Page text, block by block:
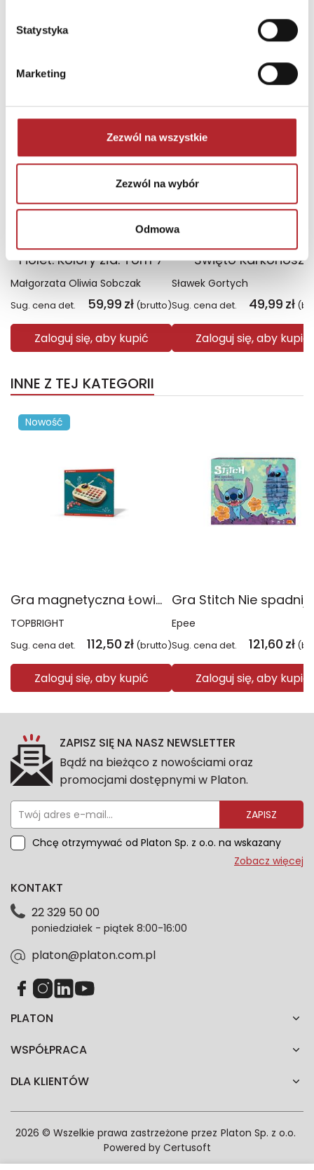
Statystyka
Marketing
Zezwól na wszystkie
Zezwól na wybór
Odmowa
zobacz więcej
TOP 100
Fiolet. Kolory zła. Tom 7
Małgorzata Oliwia Sobczak
Sug. cena det. 59,99 zł (brutto)
Zaloguj się, aby kupić
Święto Karkonoszy
Sławek Gortych
Sug. cena det. 49,99 zł
Zaloguj się, aby kupić
INNE Z TEJ KATEGORII
Nowość
Gra magnetyczna Łowimy Rybki ABC
TOPBRIGHT
Sug. cena det. 112,50 zł (brutto)
Zaloguj się, aby kupić
Epee
Sug. cena det. 121,60 zł
Zaloguj się, aby kupić
ZAPISZ SIĘ NA NASZ NEWSLETTER
Bądź na bieżąco z nowościami oraz
promocjami dostępnymi w Platon.
ZAPISZ
Chcę otrzymywać od Platon Sp. z o.o. na wskazany
przeze mnie adres e-mail informacje marketingowe
dotyczące danych osobowych znajdziesz w naszej
każdym czasie. Wycofanie zgody nie wpłynie na
zgodność z prawem przetwarzania dokonanego przed
Zobacz więcej
PLATON
WSPÓŁPRACA
DLA KLIENTÓW
KONTAKT
22 329 50 00
poniedziałek - piątek 8:00-16:00
platon@platon.com.pl
2026 © Wszelkie prawa zastrzeżone przez Platon Sp. z o.o.
Powered by Certusoft